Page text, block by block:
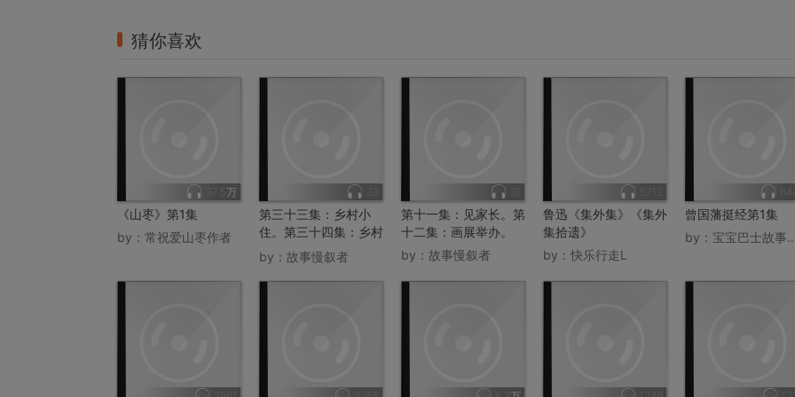
猜你喜欢
37.5万
《山枣》第1集
by： 常祝爱山枣作者
33
第三十三集：乡村小
住。第三十四集：乡村
归心。
by： 故事慢叙者
31
第十一集：见家长。第
十二集：画展举办。
by： 故事慢叙者
5712
鲁迅《集外集》《集外
集拾遗》
by： 快乐行走L
曾国藩挺经第1集
by： 宝宝巴士故事官方喜马